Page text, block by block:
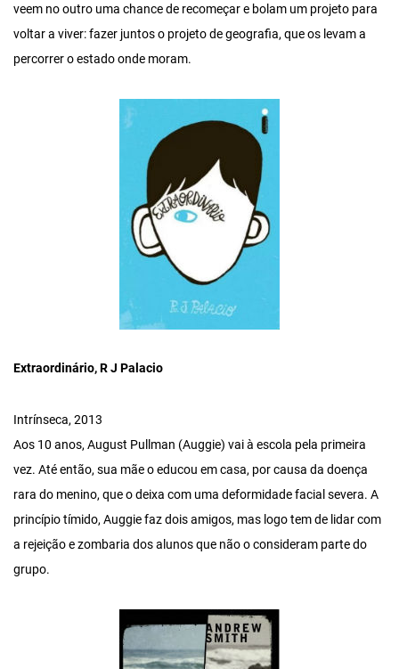
veem no outro uma chance de recomeçar e bolam um projeto para
voltar a viver: fazer juntos o projeto de geografia, que os levam a
percorrer o estado onde moram.
Extraordinário, R J Palacio
Intrínseca, 2013
Aos 10 anos, August Pullman (Auggie) vai à escola pela primeira
vez. Até então, sua mãe o educou em casa, por causa da doença
rara do menino, que o deixa com uma deformidade facial severa. A
princípio tímido, Auggie faz dois amigos, mas logo tem de lidar com
a rejeição e zombaria dos alunos que não o consideram parte do
grupo.